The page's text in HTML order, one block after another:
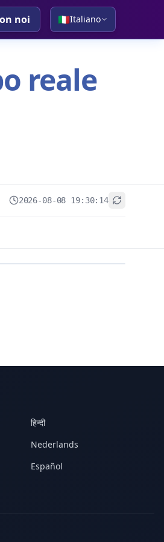
noi 🇮🇹Italiano
reale
2026-08-08 19:30:14
हिन्दी
Nederlands
Español